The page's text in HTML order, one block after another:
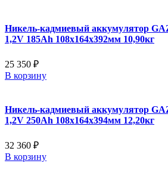
Никель-кадмиевый аккумулятор
1,2V 185Ah 108x164x392мм 10,90кг
25 350 ₽
В корзину
Никель-кадмиевый аккумулятор
1,2V 250Ah 108x164x394мм 12,20кг
32 360 ₽
В корзину